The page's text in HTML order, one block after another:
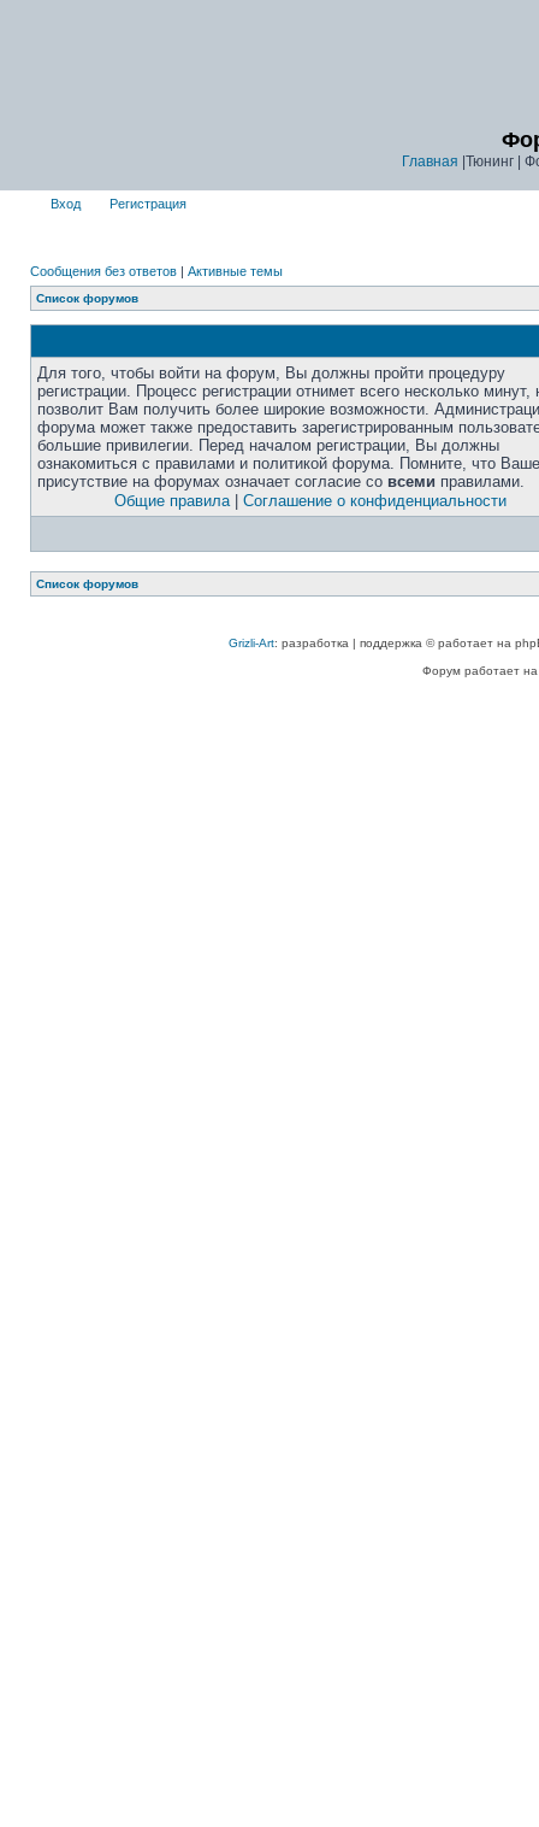
Главная |Тюнинг |
Вход Регистрация
Сообщения без ответов | Активные темы
Список форумов
Для того, чтобы войти на форум, Вы должны пройти процедуру
регистрации. Процесс регистрации отнимет всего несколько минут,
позволит Вам получить более широкие возможности.
форума может также предоставить зарегистрированным
большие привилегии. Перед началом регистрации, Вы должны
ознакомиться с правилами и политикой форума. Помните, что Ваше
присутствие на форумах означает согласие со всеми правилами.
Общие правила| Соглашение о конфиденциальности
Список форумов
Grizli-Art: разработка | поддержка © работает на
Форум работает